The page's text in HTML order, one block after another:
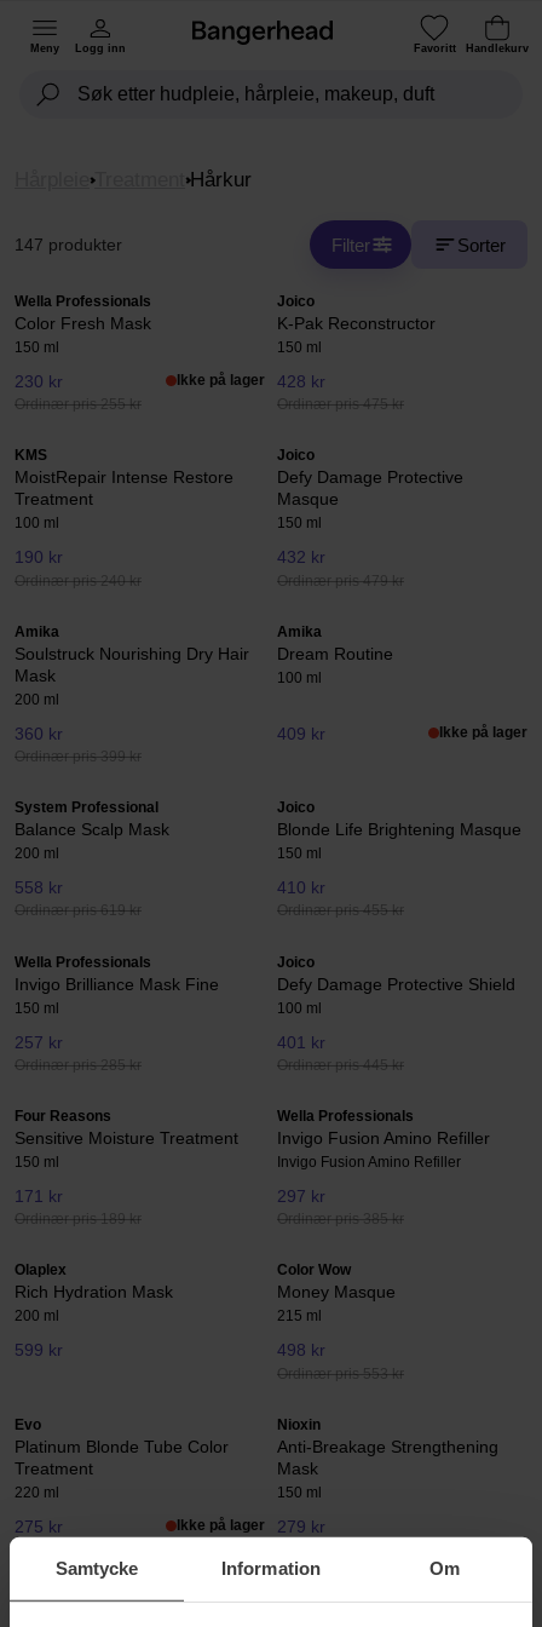
Samtycke Information Om
Meny Logg inn Favoritt Handlekurv
Treatment Hårkur
147 produkter Filter Sorter
Wella Professionals
Color Fresh Mask
150 ml
230 kr
Ordinær pris 255 kr
Ikke på lager
Joico
K-Pak Reconstructor
150 ml
428 kr
Ordinær pris 475 kr
KMS
MoistRepair Intense Restore
Treatment
100 ml
190 kr
Ordinær pris 240 kr
Joico
Defy Damage Protective
Masque
150 ml
432 kr
Ordinær pris 479 kr
Amika
Soulstruck Nourishing Dry Hair
Mask
200 ml
360 kr
Ordinær pris 399 kr
Amika
Dream Routine
100 ml
409 kr Ikke på lager
System Professional
Balance Scalp Mask
200 ml
558 kr
Ordinær pris 619 kr
Joico
Blonde Life Brightening Masque
150 ml
410 kr
Ordinær pris 455 kr
Wella Professionals
Invigo Brilliance Mask Fine
150 ml
257 kr
Ordinær pris 285 kr
Joico
Defy Damage Protective Shield
100 ml
401 kr
Ordinær pris 445 kr
Four Reasons
Sensitive Moisture Treatment
150 ml
171 kr
Ordinær pris 189 kr
Wella Professionals
Invigo Fusion Amino Refiller
Invigo Fusion Amino Refiller
297 kr
Ordinær pris 385 kr
Olaplex
Rich Hydration Mask
200 ml
599 kr
Color Wow
Money Masque
215 ml
498 kr
Ordinær pris 553 kr
Evo
Platinum Blonde Tube Color
Treatment
220 ml
275 kr Ikke på lager
Nioxin
Anti-Breakage Strengthening
Mask
150 ml
279 kr
Joico Wella Professionals